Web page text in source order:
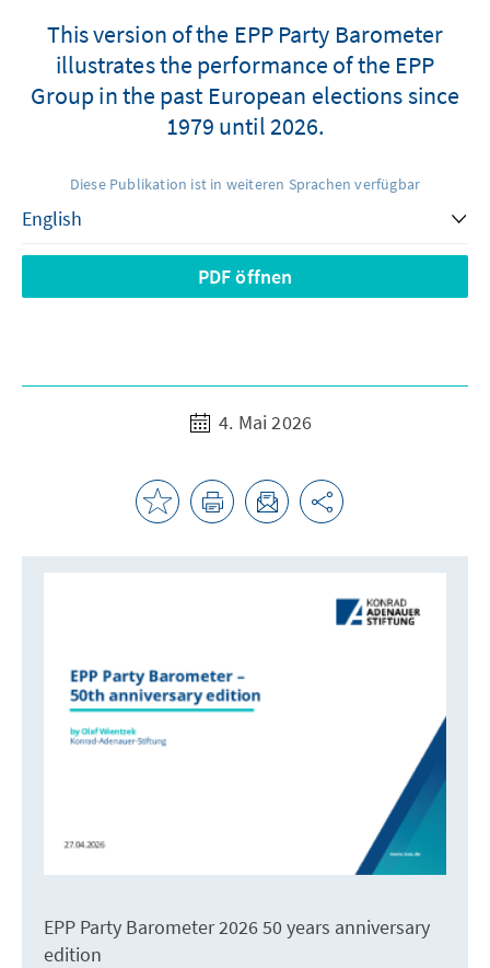
This version of the EPP Party Barometer
illustrates the performance of the EPP
Group in the past European elections since
1979 until 2026.
Diese Publikation ist in weiteren Sprachen verfügbar
PDF öffnen
4. Mai 2026
EPP Party Barometer 2026 50 years anniversary
edition